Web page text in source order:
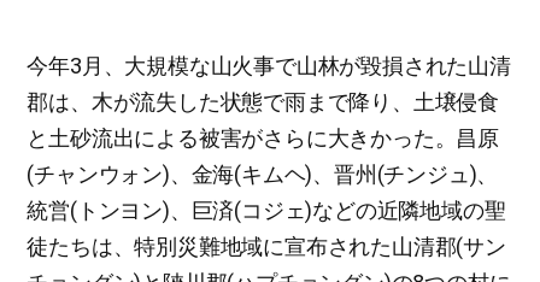
今年3月、大規模な山火事で山林が毀損された山清
郡は、木が流失した状態で雨まで降り、土壌侵食
と土砂流出による被害がさらに大きかった。昌原
(チャンウォン)、金海(キムヘ)、晋州(チンジュ)、
統営(トンヨン)、巨済(コジェ)などの近隣地域の聖
徒たちは、特別災難地域に宣布された山清郡(サン